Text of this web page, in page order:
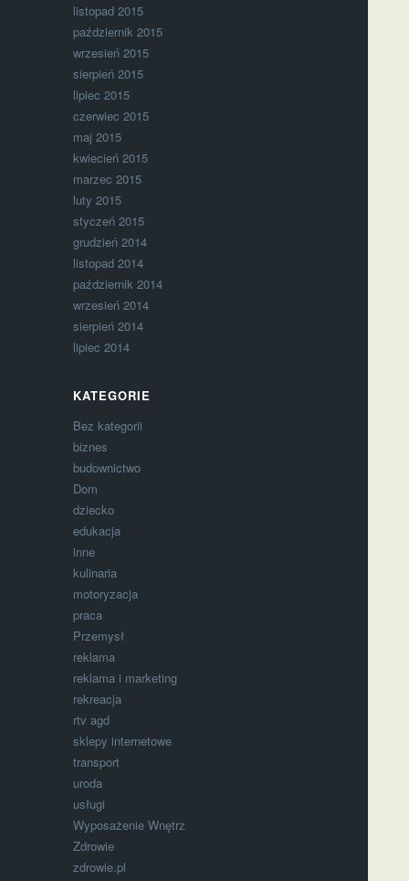
listopad 2015
październik 2015
wrzesień 2015
sierpień 2015
lipiec 2015
czerwiec 2015
maj 2015
kwiecień 2015
marzec 2015
luty 2015
styczeń 2015
grudzień 2014
listopad 2014
październik 2014
wrzesień 2014
sierpień 2014
lipiec 2014
KATEGORIE
Bez kategorii
biznes
budownictwo
Dom
dziecko
edukacja
inne
kulinaria
motoryzacja
praca
Przemysł
reklama
reklama i marketing
rekreacja
rtv agd
sklepy internetowe
transport
uroda
usługi
Wyposażenie Wnętrz
Zdrowie
zdrowie.pl